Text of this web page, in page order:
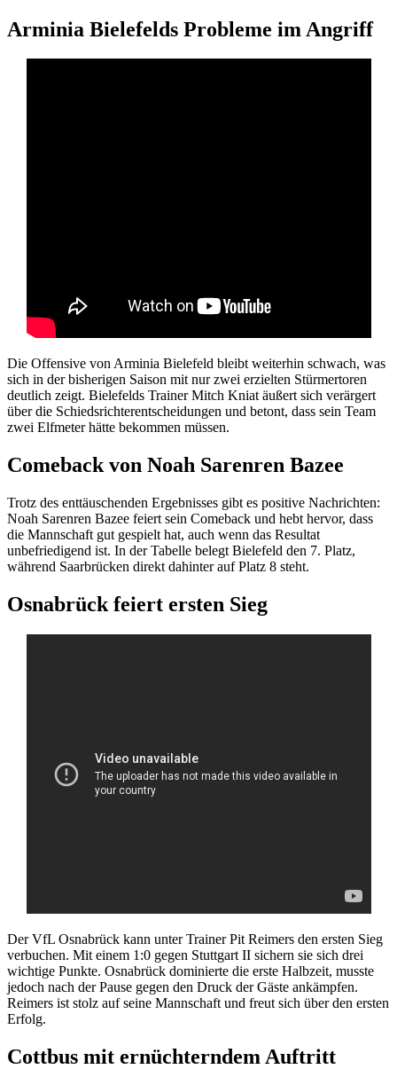
Arminia Bielefelds Probleme im Angriff
Die Offensive von Arminia Bielefeld bleibt weiterhin schwach, was
sich in der bisherigen Saison mit nur zwei erzielten Stürmertoren
deutlich zeigt. Bielefelds Trainer Mitch Kniat äußert sich verärgert
über die Schiedsrichterentscheidungen und betont, dass sein Team
zwei Elfmeter hätte bekommen müssen.
Comeback von Noah Sarenren Bazee
Trotz des enttäuschenden Ergebnisses gibt es positive Nachrichten:
Noah Sarenren Bazee feiert sein Comeback und hebt hervor, dass
die Mannschaft gut gespielt hat, auch wenn das Resultat
unbefriedigend ist. In der Tabelle belegt Bielefeld den 7. Platz,
während Saarbrücken direkt dahinter auf Platz 8 steht.
Osnabrück feiert ersten Sieg
Der VfL Osnabrück kann unter Trainer Pit Reimers den ersten Sieg
verbuchen. Mit einem 1:0 gegen Stuttgart II sichern sie sich drei
wichtige Punkte. Osnabrück dominierte die erste Halbzeit, musste
jedoch nach der Pause gegen den Druck der Gäste ankämpfen.
Reimers ist stolz auf seine Mannschaft und freut sich über den ersten
Erfolg.
Cottbus mit ernüchterndem Auftritt